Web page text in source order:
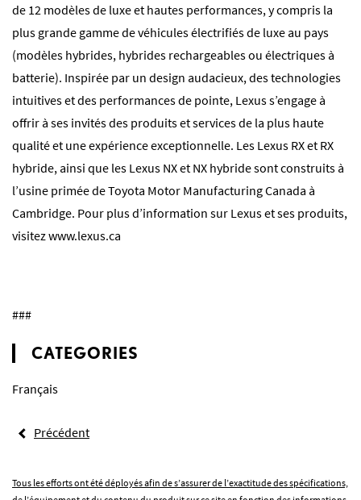
de 12 modèles de luxe et hautes performances, y compris la
plus grande gamme de véhicules électrifiés de luxe au pays
(modèles hybrides, hybrides rechargeables ou électriques à
batterie). Inspirée par un design audacieux, des technologies
intuitives et des performances de pointe, Lexus s’engage à
offrir à ses invités des produits et services de la plus haute
qualité et une expérience exceptionnelle. Les Lexus RX et RX
hybride, ainsi que les Lexus NX et NX hybride sont construits à
l’usine primée de Toyota Motor Manufacturing Canada à
Cambridge. Pour plus d’information sur Lexus et ses produits,
visitezwww.lexus.ca
###
CATEGORIES
Français
Précédent
Tous les efforts ont été déployés afin de s’assurer de l’exactitude des spécifications,